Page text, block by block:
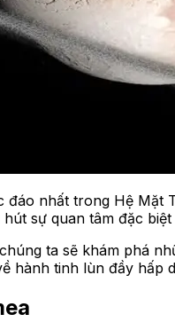
nhất trong Hệ
sự quan tâm đặc
ta sẽ khám phá
hành tinh lùn đầy hấp